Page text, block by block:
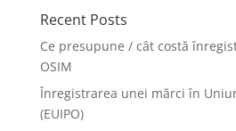
Recent Posts
Ce presupune / cât costă
OSIM
Înregistrarea unei mărci în
(EUIPO)